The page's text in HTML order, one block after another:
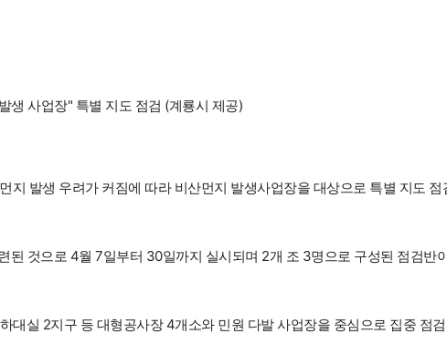
생 사업장" 특별 지도 점검 (계룡시 제공)
발생 우려가 커짐에 따라 비산먼지 발생사업장을 대상으로 특별 지도 점
된 것으로 4월 7일부터 30일까지 실시되며 2개 조 3명으로 구성된 점검반
대실 2지구 등 대형공사장 4개소와 민원 다발 사업장을 중심으로 집중 점